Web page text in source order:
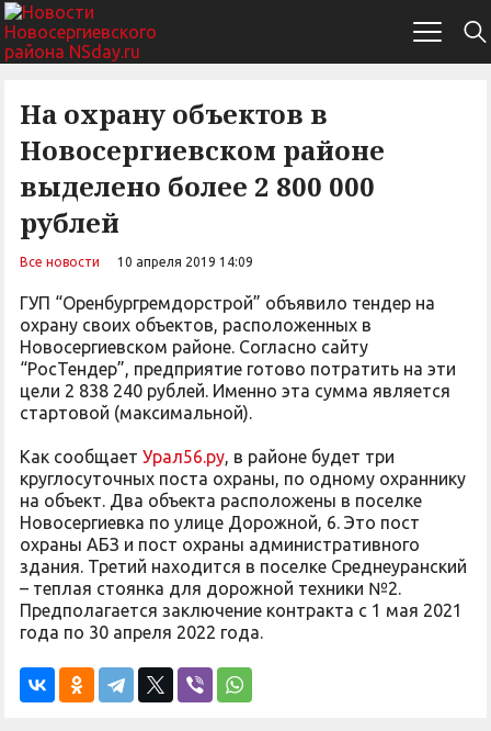
На охрану объектов в
Новосергиевском районе
выделено более 2 800 000
рублей
Все новости 10 апреля 2019 14:09
ГУП “Оренбургремдорстрой” объявило тендер на
охрану своих объектов, расположенных в
Новосергиевском районе. Согласно сайту
“РосТендер”, предприятие готово потратить на эти
цели 2 838 240 рублей. Именно эта сумма является
стартовой (максимальной).
Как сообщает Урал56.ру, в районе будет три
круглосуточных поста охраны, по одному охраннику
на объект. Два объекта расположены в поселке
Новосергиевка по улице Дорожной, 6. Это пост
охраны АБЗ и пост охраны административного
здания. Третий находится в поселке Среднеуранский
– теплая стоянка для дорожной техники №2.
Предполагается заключение контракта с 1 мая 2021
года по 30 апреля 2022 года.